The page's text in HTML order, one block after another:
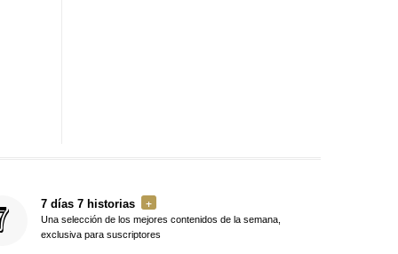
7 días 7 historias
Una selección de los mejores contenidos de la semana,
exclusiva para suscriptores